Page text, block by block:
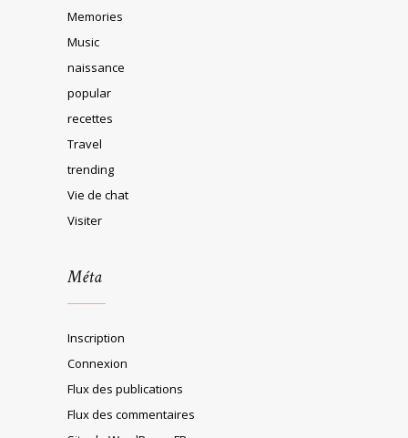
Memories
Music
naissance
popular
recettes
Travel
trending
Vie de chat
Visiter
Méta
Inscription
Connexion
Flux des publications
Flux des commentaires